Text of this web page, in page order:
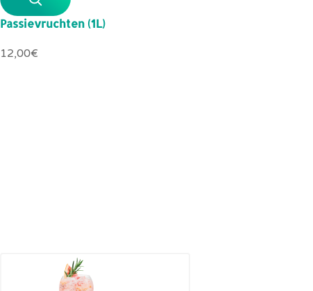
Passievruchten (1L)
12,00‎€